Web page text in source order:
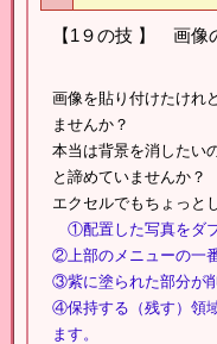
【1９の技 】 画像
画像を貼り付けたけれ
ませんか？
本当は背景を消したい
と諦めていませんか？
エクセルでもちょっと
①配置した写真をダブ
②上部のメニューの一
③紫に塗られた部分が
④保持する（残す）領
ます。